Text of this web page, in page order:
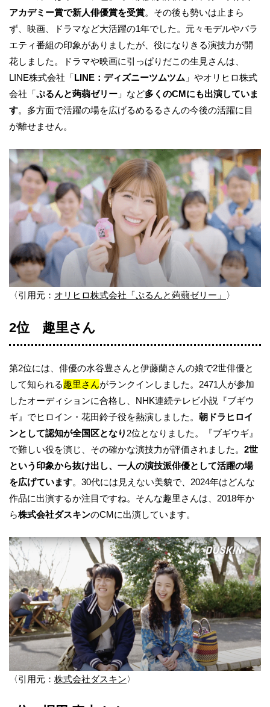
アカデミー賞で新人俳優賞を受賞。その後も勢いは止まら
ず、映画、ドラマなど大活躍の1年でした。元々モデルやバラ
エティ番組の印象がありましたが、役になりきる演技力が開
花しました。ドラマや映画に引っぱりだこの生見さんは、
LINE株式会社「LINE：ディズニーツムツム 」やオリヒロ株式
会社「ぷるんと蒟蒻ゼリー 」など多くのCMにも出演していま
す。多方面で活躍の場を広げるめるるさんの今後の活躍に目
が離せません。
〈引用元： オリヒロ株式会社「ぷるんと蒟蒻ゼリー」 〉
2位 趣里さん
第2位には、俳優の水谷豊さんと伊藤蘭さんの娘で2世俳優と
して知られる趣里 さんがランクインしました。2471人が参加
したオーディションに合格し、NHK連続テレビ小説『ブギウ
ギ』でヒロイン・花田鈴子役を熱演しました。 朝ドラヒロイ
ンとして認知が全国区となり 2位となりました。『ブギウギ』
で難しい役を演じ、その確かな演技力が評価されました。 2世
という印象から抜け出し、一人の演技派俳優として活躍の場
を広げています。30代には見えない美貌で、2024年はどんな
作品に出演するか注目ですね。そんな趣里さんは、2018年か
ら株式会社ダスキンのCMに出演しています。
〈引用元： 株式会社ダスキン〉